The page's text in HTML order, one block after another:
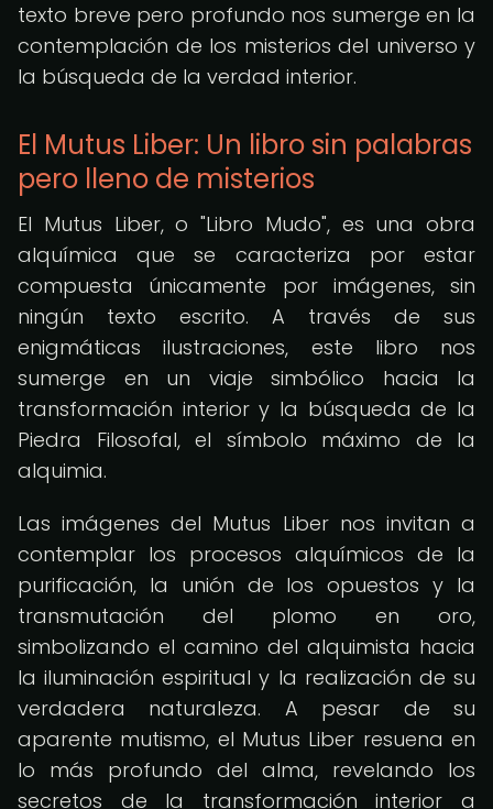
texto breve pero profundo nos sumerge en la
contemplación de los misterios del universo y
la búsqueda de la verdad interior.
El Mutus Liber: Un libro sin palabras
pero lleno de misterios
El Mutus Liber, o "Libro Mudo", es una obra
alquímica que se caracteriza por estar
compuesta únicamente por imágenes, sin
ningún texto escrito. A través de sus
enigmáticas ilustraciones, este libro nos
sumerge en un viaje simbólico hacia la
transformación interior y la búsqueda de la
Piedra Filosofal, el símbolo máximo de la
alquimia.
Las imágenes del Mutus Liber nos invitan a
contemplar los procesos alquímicos de la
purificación, la unión de los opuestos y la
transmutación del plomo en oro,
simbolizando el camino del alquimista hacia
la iluminación espiritual y la realización de su
verdadera naturaleza. A pesar de su
aparente mutismo, el Mutus Liber resuena en
lo más profundo del alma, revelando los
secretos de la transformación interior a